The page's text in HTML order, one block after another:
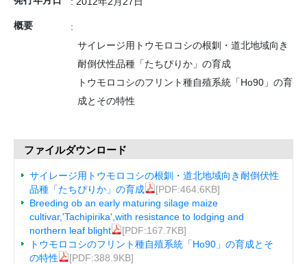
概要
:
サイレージ用トウモロコシの根釧・道北地域向き
耐倒伏性品種「たちぴりか」の育成
トウモロコシのフリント種自殖系統「Ho90」の育
成とその特性
ファイルダウンロード
サイレージ用トウモロコシの根釧・道北地域向き耐倒伏性
品種「たちぴりか」の育成
[PDF:464.6KB]
Breeding ob an early maturing silage maize
cultivar,'Tachipirika',with resistance to lodging and
northern leaf blight
[PDF:167.7KB]
トウモロコシのフリント種自殖系統「Ho90」の育成とそ
の特性
[PDF:388.9KB]